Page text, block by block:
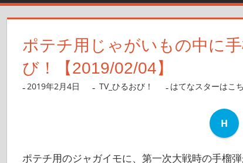
ポテチ用じゃがいもの中に
び！【2019/02/04】
2019年2月4日 nanigoto
TV_ひるおび！ はてなスターはこ
H
ポテチ用のジャガイモに、第一次大戦時の手榴